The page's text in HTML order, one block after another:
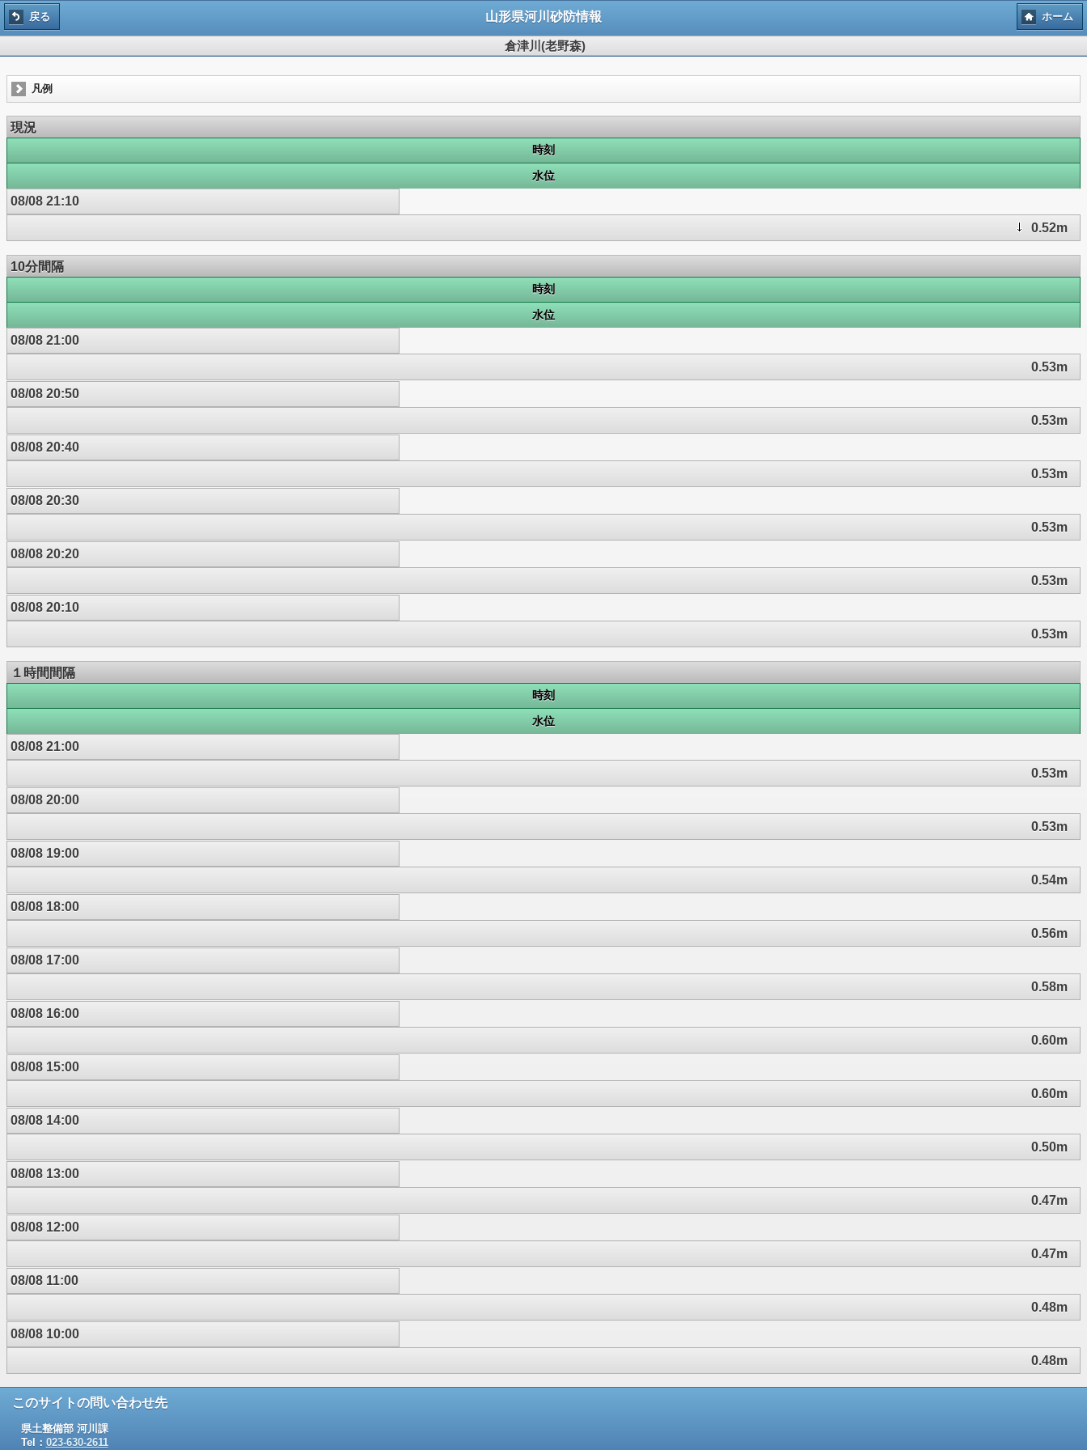
戻る 山形県河川砂防情報 ホーム
倉津川(老野森)
凡例
現況
時刻
水位
08/08 21:10
0.52m
10分間隔
時刻
水位
08/08 21:00
0.53m
08/08 20:50
0.53m
08/08 20:40
0.53m
08/08 20:30
0.53m
08/08 20:20
0.53m
08/08 20:10
0.53m
１時間間隔
時刻
水位
08/08 21:00
0.53m
08/08 20:00
0.53m
08/08 19:00
0.54m
08/08 18:00
0.56m
08/08 17:00
0.58m
08/08 16:00
0.60m
08/08 15:00
0.60m
08/08 14:00
0.50m
08/08 13:00
0.47m
08/08 12:00
0.47m
08/08 11:00
0.48m
08/08 10:00
0.48m
このサイトの問い合わせ先
県土整備部 河川課
Tel： 023-630-2611